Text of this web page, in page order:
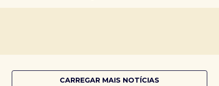
CARREGAR MAIS NOTÍCIAS